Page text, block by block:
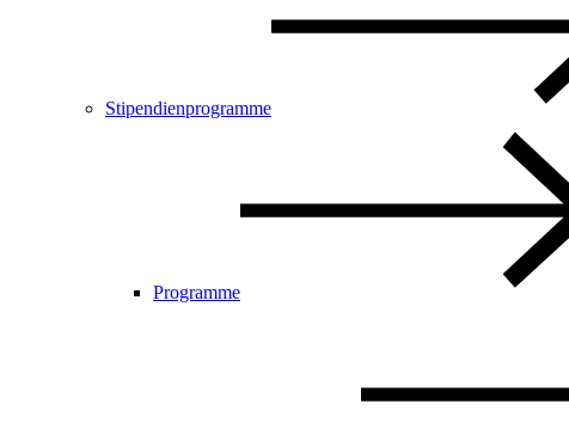
Stipendienprogramme
Programme